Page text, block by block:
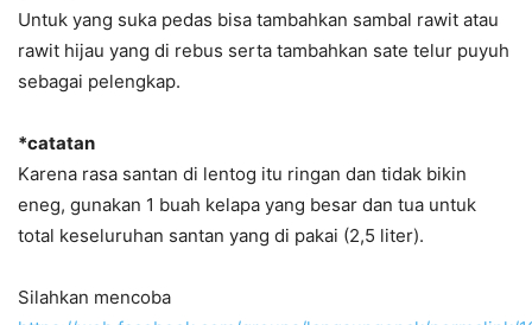
Untuk yang suka pedas bisa tambahkan sambal rawit atau
rawit hijau yang di rebus serta tambahkan sate telur puyuh
sebagai pelengkap.
*catatan
Karena rasa santan di lentog itu ringan dan tidak bikin
eneg, gunakan 1 buah kelapa yang besar dan tua untuk
total keseluruhan santan yang di pakai (2,5 liter).
Silahkan mencoba